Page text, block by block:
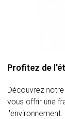
Profitez de
Découvrez
vous offrir une